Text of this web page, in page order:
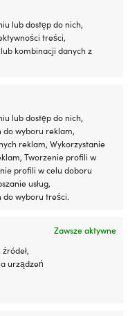
lub dostęp do nich,
treści,
kombinacji danych z
lub dostęp do nich,
do wyboru reklam,
reklam, Wykorzystanie
Tworzenie profili w
profili w celu doboru
usług,
do wyboru treści.
Zawsze aktywne
urządzeń
obrotowy zaczep
Seldén Adjustable
cena
wynosiła:
449,99 €.
wlicz.
– to nie
prosta: